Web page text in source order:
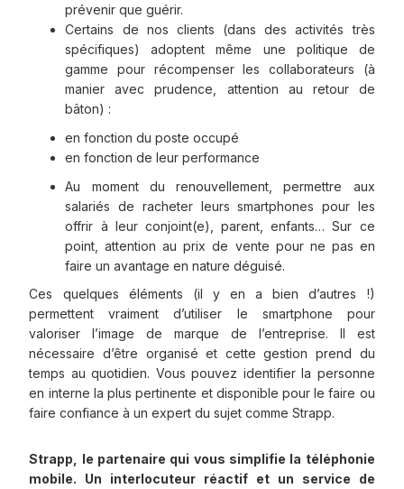
prévenir que guérir.
Certains de nos clients (dans des activités très
spécifiques) adoptent même une politique de
gamme pour récompenser les collaborateurs (à
manier avec prudence, attention au retour de
bâton) :
en fonction du poste occupé
en fonction de leur performance
Au moment du renouvellement, permettre aux
salariés de racheter leurs smartphones pour les
offrir à leur conjoint(e), parent, enfants… Sur ce
point, attention au prix de vente pour ne pas en
faire un avantage en nature déguisé.
Ces quelques éléments (il y en a bien d’autres !)
permettent vraiment d’utiliser le smartphone pour
valoriser l’image de marque de l’entreprise. Il est
nécessaire d’être organisé et cette gestion prend du
temps au quotidien. Vous pouvez identifier la personne
en interne la plus pertinente et disponible pour le faire ou
faire confiance à un expert du sujet comme Strapp.
Strapp, le partenaire qui vous simplifie la téléphonie
mobile. Un interlocuteur réactif et un service de